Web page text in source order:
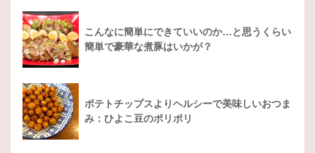
こんなに簡単にできていいのか…と思うくらい
簡単で豪華な煮豚はいかが？
ポテトチップスよりヘルシーで美味しいおつま
み：ひよこ豆のポリポリ